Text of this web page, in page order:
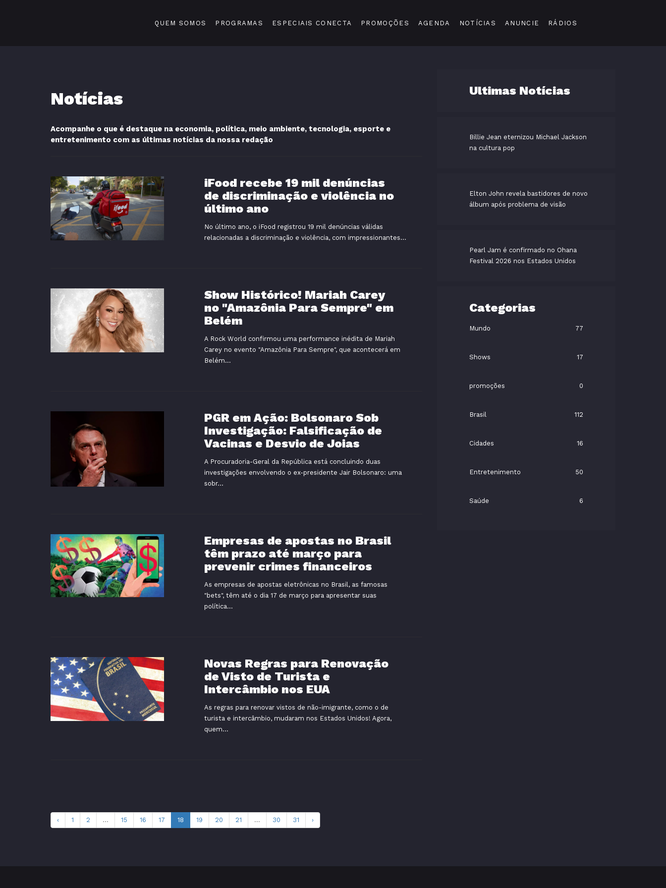
QUEM SOMOS PROGRAMAS ESPECIAIS CONECTA PROMOÇÕES AGENDA NOTÍCIAS ANUNCIE RÁDIOS
Notícias
Acompanhe o que é destaque na economia, política, meio ambiente, tecnologia, esporte e
entretenimento com as últimas notícias da nossa redação
iFood recebe 19 mil denúncias
de discriminação e violência no
último ano
No último ano, o iFood registrou 19 mil denúncias válidas
relacionadas a discriminação e violência, com impressionantes...
Show Histórico! Mariah Carey
no "Amazônia Para Sempre" em
Belém
A Rock World confirmou uma performance inédita de Mariah
Carey no evento "Amazônia Para Sempre", que acontecerá em
Belém...
PGR em Ação: Bolsonaro Sob
Investigação: Falsificação de
Vacinas e Desvio de Joias
A Procuradoria-Geral da República está concluindo duas
investigações envolvendo o ex-presidente Jair Bolsonaro: uma
sobr...
Empresas de apostas no Brasil
têm prazo até março para
prevenir crimes financeiros
As empresas de apostas eletrônicas no Brasil, as famosas
"bets", têm até o dia 17 de março para apresentar suas
política...
Novas Regras para Renovação
de Visto de Turista e
Intercâmbio nos EUA
As regras para renovar vistos de não-imigrante, como o de
turista e intercâmbio, mudaram nos Estados Unidos! Agora,
quem...
‹ 1 2 ... 15 16 17 18 19 20 21 ... 30 31 ›
Ultimas Notícias
Billie Jean eternizou Michael Jackson
na cultura pop
Elton John revela bastidores de novo
álbum após problema de visão
Pearl Jam é confirmado no Ohana
Festival 2026 nos Estados Unidos
Categorias
Mundo 77
Shows 17
promoções 0
Brasil 112
Cidades 16
Entretenimento 50
Saúde 6